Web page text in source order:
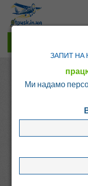
ЗАПИТ НА
Ми надамо